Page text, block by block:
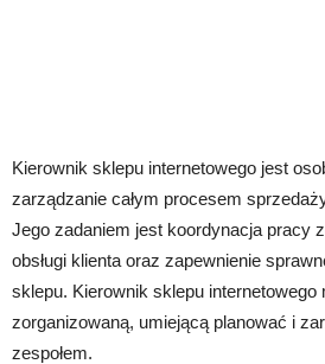
Kierownik sklepu internetowego jest
zarządzanie całym procesem
Jego zadaniem jest koordynacja pracy
obsługi klienta oraz zapewnienie
sklepu. Kierownik sklepu internetowego
zorganizowaną, umiejącą planować i
zespołem.